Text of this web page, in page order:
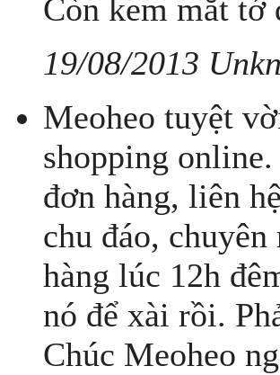
Còn kem mắt tớ
19/08/2013
Meoheo tuyệt
shopping
đơn hàng, liên
chu đáo,
hàng lúc 12h
nó để xài rồi.
Chúc Meoheo